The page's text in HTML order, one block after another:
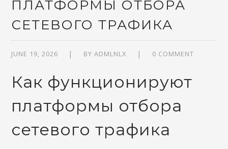
ПЛАТФОРМЫ ОТБОРА
СЕТЕВОГО ТРАФИКА
JUNE 19, 2026 BYADMLNLX 0 COMMENT
Как функционируют
платформы отбора
сетевого трафика